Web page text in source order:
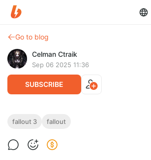
Go to blog
Celman Ctraik
Sep 06 2025 11:36
SUBSCRIBE
Vault-Tec Hideout - Player
Компактный дом игрока к востоку от
содержащий множество предметов и
fallout 3 fallout